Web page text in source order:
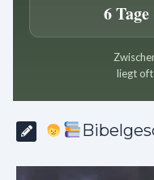
6
liegt oft